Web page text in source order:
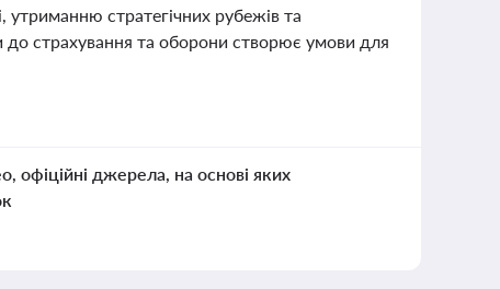
стратегічних рубежів та
страхування та оборони створює умови для
офіційні джерела, на основі яких